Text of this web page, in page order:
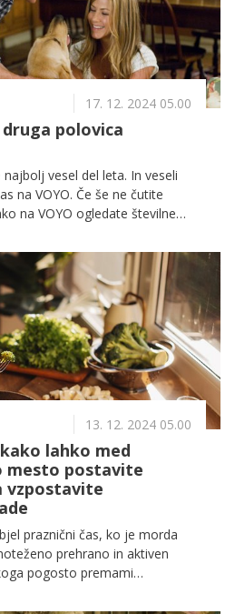
17. 12. 2024 05.00
polovica
vesel del leta. In veseli
na VOYO. Če še ne čutite
na VOYO ogledate številne
komedije ... V ponedeljek
v katerem igra Joseph
se bomo ob humoristični
ljubitelji zgodovinskih
tretje sezone serije Sisi.
13. 12. 2024 05.00
lahko med
mesto postavite
vzpostavite
praznični čas, ko je morda
prehrano in aktiven
pogosto premami
priboljškov in bogatih